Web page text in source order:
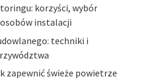
korzyści, wybór
instalacji
techniki i
zapewnić świeże powietrze